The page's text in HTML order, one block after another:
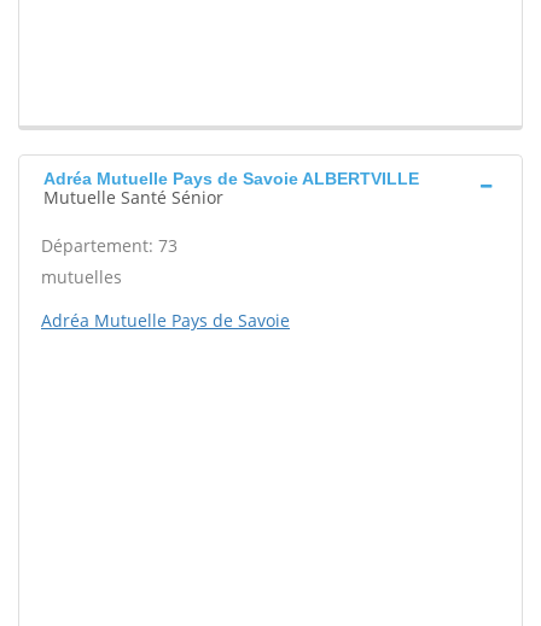
Adréa Mutuelle Pays de Savoie ALBERTVILLE
Mutuelle Santé Sénior
Département: 73
mutuelles
Adréa Mutuelle Pays de Savoie